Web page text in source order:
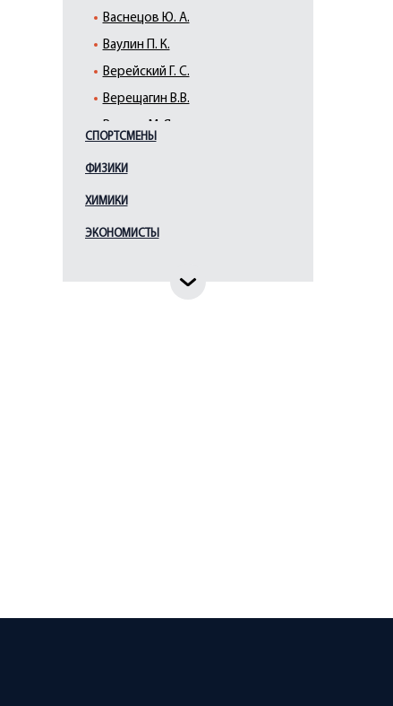
Васнецов Ю. А.
Ваулин П. К.
Верейский Г. С.
Верещагин В.В.
Галактионов С. Ф.
Гауш А. Ф.
Гоголев К.А.
СПОРТСМЕНЫ
ФИЗИКИ
ХИМИКИ
ЭКОНОМИСТЫ